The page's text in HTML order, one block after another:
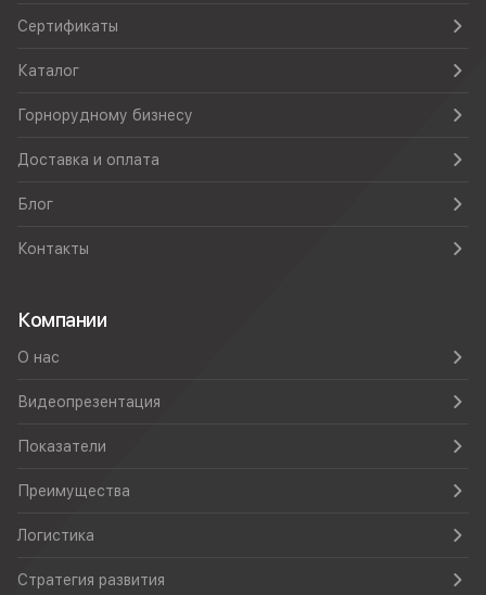
Сертификаты
Каталог
Горнорудному бизнесу
Доставка и оплата
Блог
Контакты
Компании
О нас
Видеопрезентация
Показатели
Преимущества
Логистика
Стратегия развития